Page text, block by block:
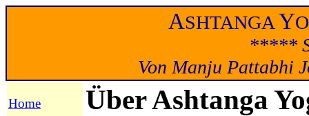
ASHTANGA Y
*****
Von Manju Pattabhi
Home Über Ashtanga